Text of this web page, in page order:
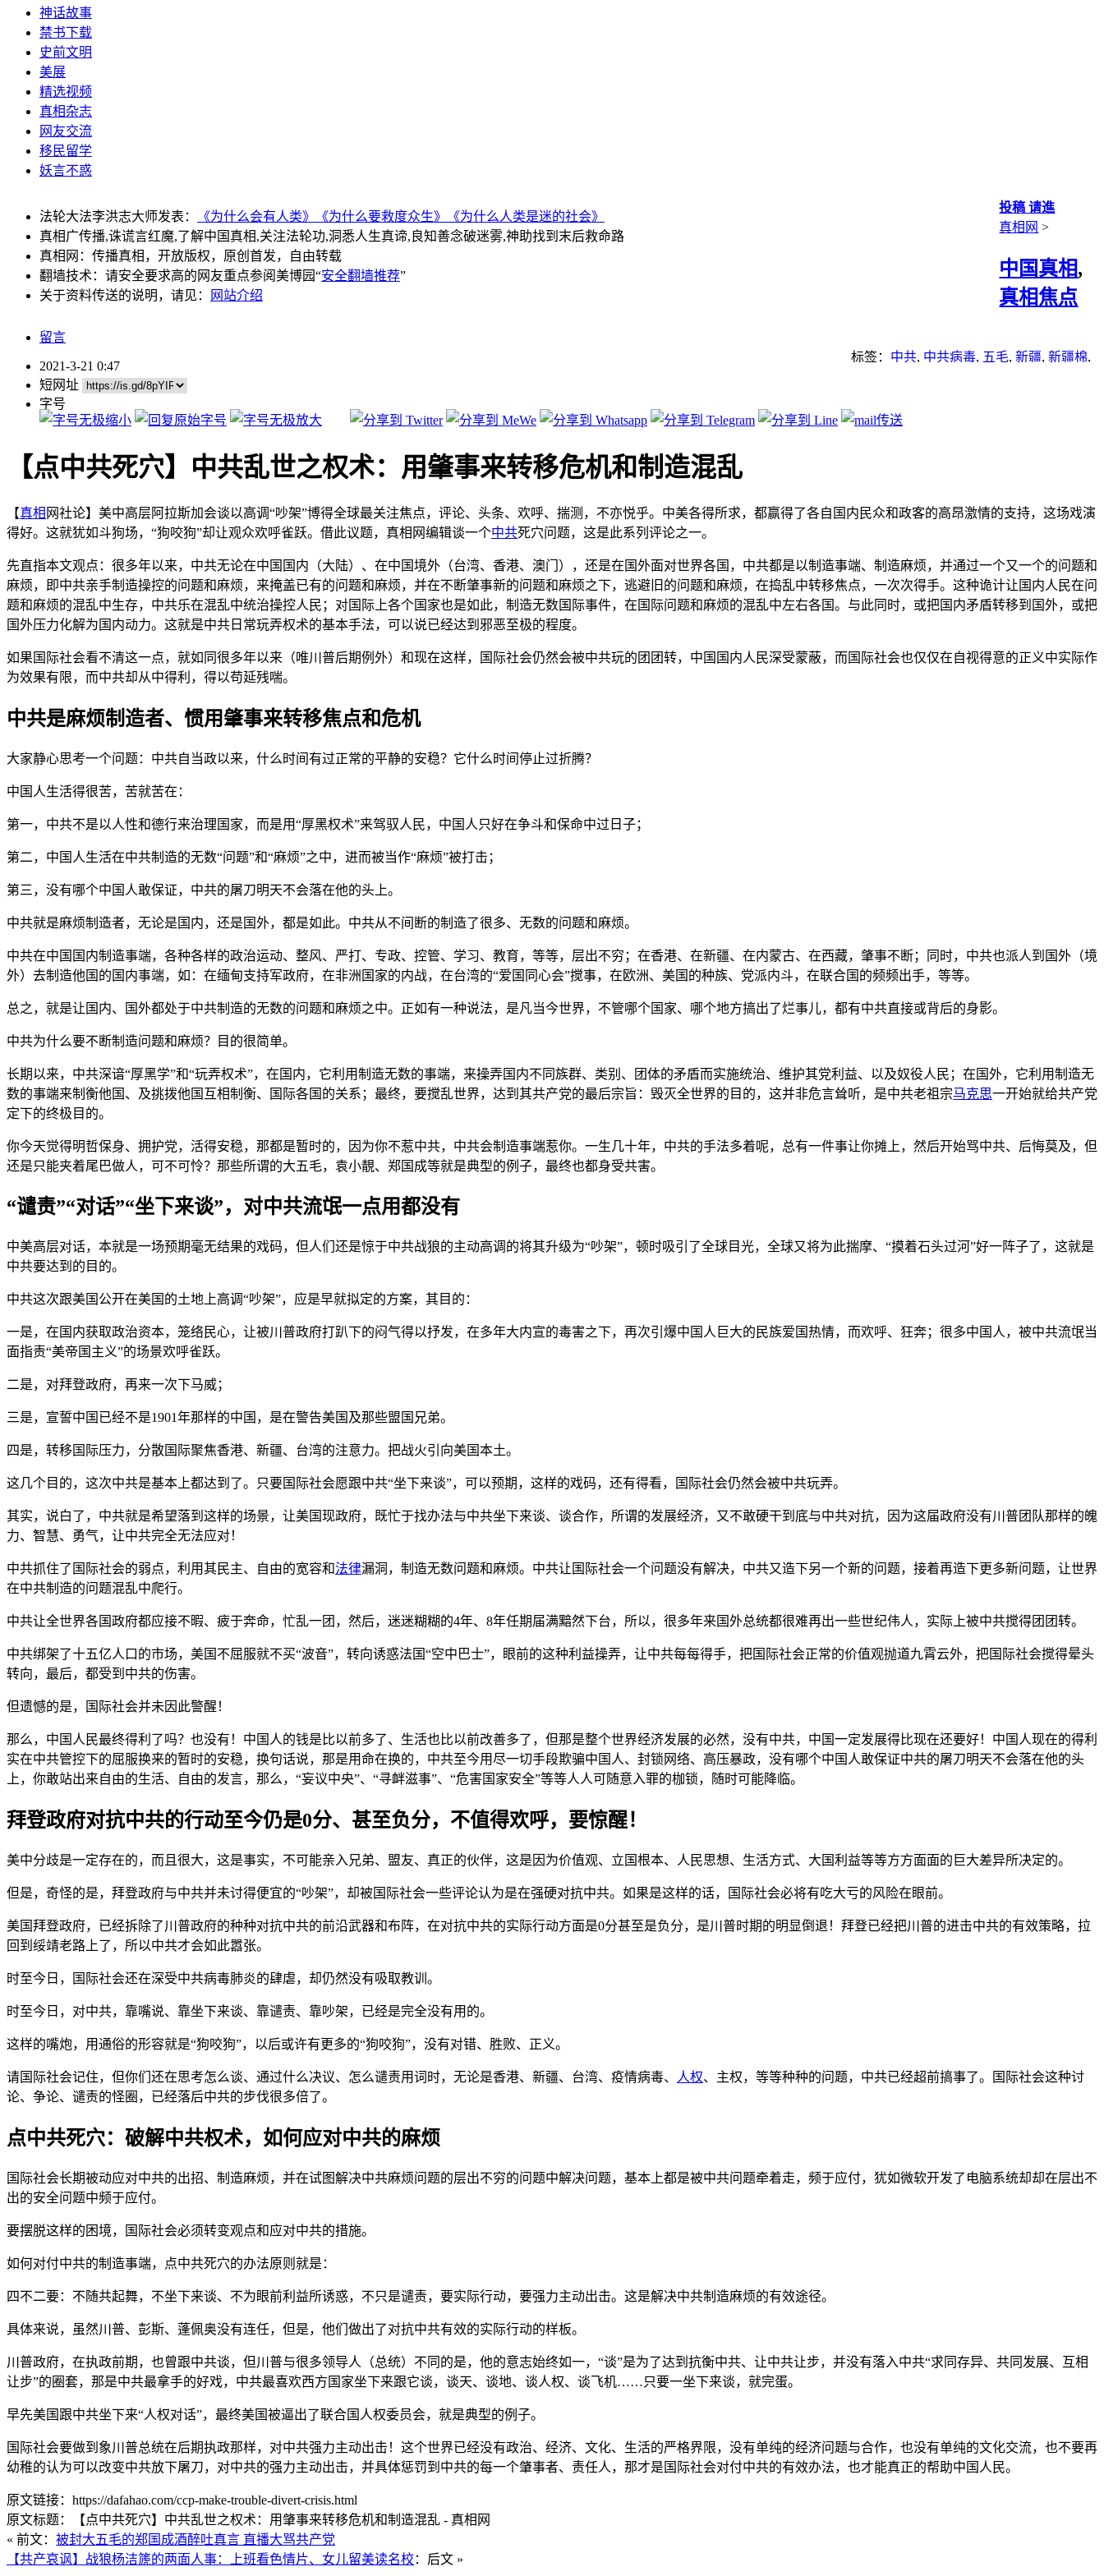
神话故事
禁书下载
史前文明
美展
精选视频
真相杂志
网友交流
移民留学
妖言不惑
法轮大法李洪志大师发表： 《为什么会有人类》 《为什么要救度众生》
《为什么人类是迷的社会》
真相广传播,诛谎言红魔,了解中国真相,关注法轮功,洞悉人生真谛,良知善念破迷雾,神助找到末后救命路
真相网：传播真相，开放版权，原创首发，自由转载
翻墙技术：请安全要求高的网友重点参阅美博园“安全翻墙推荐”
关于资料传送的说明，请见：
网站介绍
投稿 请進
真相网 >
中国真相,
真相焦点
留言
标签： 中共, 中共病毒, 五毛, 新疆, 新疆棉,
2021-3-21 0:47
短网址
字号
【点中共死穴】中共乱世之权术：用肇事来转移危机和制造混乱
【真相 网社论】美中高层阿拉斯加会谈以高调“吵架”博得全球最关注焦点，评论、头条、欢呼、揣测，不亦悦乎。中美各得所求，都赢得了各自国内民众和政客的高昂激情的支持，这场戏演
得好。这就犹如斗狗场，“狗咬狗”却让观众欢呼雀跃。借此议题，真相网编辑谈一个中共死穴问题，这是此系列评论之一。
先直指本文观点：很多年以来，中共无论在中国国内（大陆）、在中国境外（台湾、香港、澳门），还是在国外面对世界各国，中共都是以制造事端、制造麻烦，并通过一个又一个的问题和
麻烦，即中共亲手制造操控的问题和麻烦，来掩盖已有的问题和麻烦，并在不断肇事新的问题和麻烦之下，逃避旧的问题和麻烦，在捣乱中转移焦点，一次次得手。这种诡计让国内人民在问
题和麻烦的混乱中生存，中共乐在混乱中统治操控人民；对国际上各个国家也是如此，制造无数国际事件，在国际问题和麻烦的混乱中左右各国。与此同时，或把国内矛盾转移到国外，或把
国外压力化解为国内动力。这就是中共日常玩弄权术的基本手法，可以说已经达到邪恶至极的程度。
如果国际社会看不清这一点，就如同很多年以来（唯川普后期例外）和现在这样，国际社会仍然会被中共玩的团团转，中国国内人民深受蒙蔽，而国际社会也仅仅在自视得意的正义中实际作
为效果有限，而中共却从中得利，得以苟延残喘。
中共是麻烦制造者、惯用肇事来转移焦点和危机
大家静心思考一个问题：中共自当政以来，什么时间有过正常的平静的安稳？它什么时间停止过折腾？
中国人生活得很苦，苦就苦在：
第一，中共不是以人性和德行来治理国家，而是用“厚黑权术”来驾驭人民，中国人只好在争斗和保命中过日子；
第二，中国人生活在中共制造的无数“问题”和“麻烦”之中，进而被当作“麻烦”被打击；
第三，没有哪个中国人敢保证，中共的屠刀明天不会落在他的头上。
中共就是麻烦制造者，无论是国内，还是国外，都是如此。中共从不间断的制造了很多、无数的问题和麻烦。
中共在中国国内制造事端，各种各样的政治运动、整风、严打、专政、控管、学习、教育，等等，层出不穷；在香港、在新疆、在内蒙古、在西藏，肇事不断；同时，中共也派人到国外（境
外）去制造他国的国内事端，如：在缅甸支持军政府，在非洲国家的内战，在台湾的“爱国同心会”搅事，在欧洲、美国的种族、党派内斗，在联合国的频频出手，等等。
总之，就是让国内、国外都处于中共制造的无数的问题和麻烦之中。正如有一种说法，是凡当今世界，不管哪个国家、哪个地方搞出了烂事儿，都有中共直接或背后的身影。
中共为什么要不断制造问题和麻烦？目的很简单。
长期以来，中共深谙“厚黑学”和“玩弄权术”，在国内，它利用制造无数的事端，来操弄国内不同族群、类别、团体的矛盾而实施统治、维护其党利益、以及奴役人民；在国外，它利用制造无
数的事端来制衡他国、及挑拨他国互相制衡、国际各国的关系；最终，要搅乱世界，达到其共产党的最后宗旨：毁灭全世界的目的，这并非危言耸听，是中共老祖宗马克思一开始就给共产党
定下的终极目的。
你今天觉得明哲保身、拥护党，活得安稳，那都是暂时的，因为你不惹中共，中共会制造事端惹你。一生几十年，中共的手法多着呢，总有一件事让你摊上，然后开始骂中共、后悔莫及，但
还是只能夹着尾巴做人，可不可怜？那些所谓的大五毛，袁小靚、郑国成等就是典型的例子，最终也都身受共害。
“谴责”“对话”“坐下来谈”，对中共流氓一点用都没有
中美高层对话，本就是一场预期毫无结果的戏码，但人们还是惊于中共战狼的主动高调的将其升级为“吵架”，顿时吸引了全球目光，全球又将为此揣摩、“摸着石头过河”好一阵子了，这就是
中共要达到的目的。
中共这次跟美国公开在美国的土地上高调“吵架”，应是早就拟定的方案，其目的：
一是，在国内获取政治资本，笼络民心，让被川普政府打趴下的闷气得以抒发，在多年大内宣的毒害之下，再次引爆中国人巨大的民族爱国热情，而欢呼、狂奔；很多中国人，被中共流氓当
面指责“美帝国主义”的场景欢呼雀跃。
二是，对拜登政府，再来一次下马威；
三是，宣誓中国已经不是1901年那样的中国，是在警告美国及那些盟国兄弟。
四是，转移国际压力，分散国际聚焦香港、新疆、台湾的注意力。把战火引向美国本土。
这几个目的，这次中共是基本上都达到了。只要国际社会愿跟中共“坐下来谈”，可以预期，这样的戏码，还有得看，国际社会仍然会被中共玩弄。
其实，说白了，中共就是希望落到这样的场景，让美国现政府，既忙于找办法与中共坐下来谈、谈合作，所谓的发展经济，又不敢硬干到底与中共对抗，因为这届政府没有川普团队那样的魄
力、智慧、勇气，让中共完全无法应对！
中共抓住了国际社会的弱点，利用其民主、自由的宽容和法律漏洞，制造无数问题和麻烦。中共让国际社会一个问题没有解决，中共又造下另一个新的问题，接着再造下更多新问题，让世界
在中共制造的问题混乱中爬行。
中共让全世界各国政府都应接不暇、疲于奔命，忙乱一团，然后，迷迷糊糊的4年、8年任期届满黯然下台，所以，很多年来国外总统都很难再出一些世纪伟人，实际上被中共搅得团团转。
中共绑架了十五亿人口的市场，美国不屈服就不买“波音”，转向诱惑法国“空中巴士”，眼前的这种利益操弄，让中共每每得手，把国际社会正常的价值观抛道九霄云外，把国际社会搅得晕头
转向，最后，都受到中共的伤害。
但遗憾的是，国际社会并未因此警醒！
那么，中国人民最终得利了吗？也没有！中国人的钱是比以前多了、生活也比以前改善多了，但那是整个世界经济发展的必然，没有中共，中国一定发展得比现在还要好！中国人现在的得利
实在中共管控下的屈服换来的暂时的安稳，换句话说，那是用命在换的，中共至今用尽一切手段欺骗中国人、封锁网络、高压暴政，没有哪个中国人敢保证中共的屠刀明天不会落在他的头
上，你敢站出来自由的生活、自由的发言，那么，“妄议中央”、“寻衅滋事”、“危害国家安全”等等人人可随意入罪的枷锁，随时可能降临。
拜登政府对抗中共的行动至今仍是0分、甚至负分，不值得欢呼，要惊醒！
美中分歧是一定存在的，而且很大，这是事实，不可能亲入兄弟、盟友、真正的伙伴，这是因为价值观、立国根本、人民思想、生活方式、大国利益等等方方面面的巨大差异所决定的。
但是，奇怪的是，拜登政府与中共并未讨得便宜的“吵架”，却被国际社会一些评论认为是在强硬对抗中共。如果是这样的话，国际社会必将有吃大亏的风险在眼前。
美国拜登政府，已经拆除了川普政府的种种对抗中共的前沿武器和布阵，在对抗中共的实际行动方面是0分甚至是负分，是川普时期的明显倒退！拜登已经把川普的进击中共的有效策略，拉
回到绥靖老路上了，所以中共才会如此嚣张。
时至今日，国际社会还在深受中共病毒肺炎的肆虐，却仍然没有吸取教训。
时至今日，对中共，靠嘴说、靠坐下来谈、靠谴责、靠吵架，已经是完全没有用的。
这样的嘴炮，用通俗的形容就是“狗咬狗”，以后或许有更多的“狗咬狗”，没有对错、胜败、正义。
请国际社会记住，但你们还在思考怎么谈、通过什么决议、怎么谴责用词时，无论是香港、新疆、台湾、疫情病毒、 人权、主权，等等种种的问题，中共已经超前搞事了。国际社会这种讨
论、争论、谴责的怪圈，已经落后中共的步伐很多倍了。
点中共死穴：破解中共权术，如何应对中共的麻烦
国际社会长期被动应对中共的出招、制造麻烦，并在试图解决中共麻烦问题的层出不穷的问题中解决问题，基本上都是被中共问题牵着走，频于应付，犹如微软开发了电脑系统却却在层出不
出的安全问题中频于应付。
要摆脱这样的困境，国际社会必须转变观点和应对中共的措施。
如何对付中共的制造事端，点中共死穴的办法原则就是：
四不二要：不随共起舞，不坐下来谈、不为眼前利益所诱惑，不只是谴责，要实际行动，要强力主动出击。这是解决中共制造麻烦的有效途径。
具体来说，虽然川普、彭斯、蓬佩奥没有连任，但是，他们做出了对抗中共有效的实际行动的样板。
川普政府，在执政前期，也曾跟中共谈，但川普与很多领导人（总统）不同的是，他的意志始终如一，“谈”是为了达到抗衡中共、让中共让步，并没有落入中共“求同存异、共同发展、互相
让步”的圈套，那是中共最拿手的好戏，中共最喜欢西方国家坐下来跟它谈，谈天、谈地、谈人权、谈飞机……只要一坐下来谈，就完蛋。
早先美国跟中共坐下来“人权对话”，最终美国被逼出了联合国人权委员会，就是典型的例子。
国际社会要做到象川普总统在后期执政那样，对中共强力主动出击！这个世界已经没有政治、经济、文化、生活的严格界限，没有单纯的经济问题与合作，也没有单纯的文化交流，也不要再
幼稚的认为可以改变中共放下屠刀，对中共的强力主动出击，并具体惩罚到中共的每一个肇事者、责任人，那才是国际社会对付中共的有效办法，也才能真正的帮助中国人民。
原文链接：https://dafahao.com/ccp-make-trouble-divert-crisis.html
原文标题：【点中共死穴】中共乱世之权术：用肇事来转移危机和制造混乱 - 真相网
« 前文： 被封大五毛的郑国成酒醉吐真言 直播大骂共产党
【共产哀讽】战狼杨洁篪的两面人事：上班看色情片、女儿留美读名校：后文 »